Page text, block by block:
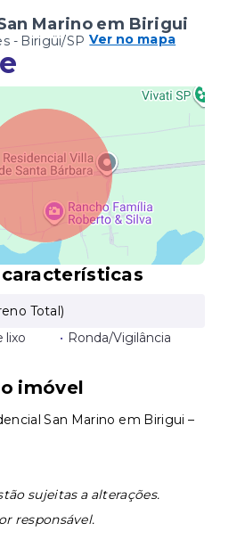
Marino em Birigui
- Birigüi/SP Ver no mapa
Leaflet
Total)
lixo • Ronda/Vigilância
imóvel
San Marino em Birigui –
sujeitas a alterações.
responsável.